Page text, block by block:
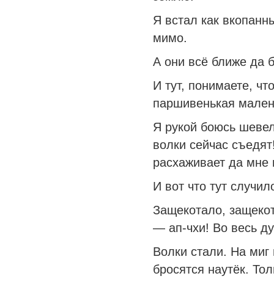
Я встал как
мимо.
А они всё ближе да
И тут, понимаете,
паршивенькая
Я рукой боюсь
волки сейчас
расхаживает да мне
И вот что тут
Защекотало,
— ап-чхи! Во весь
Волки стали. На
бросятся наутёк.